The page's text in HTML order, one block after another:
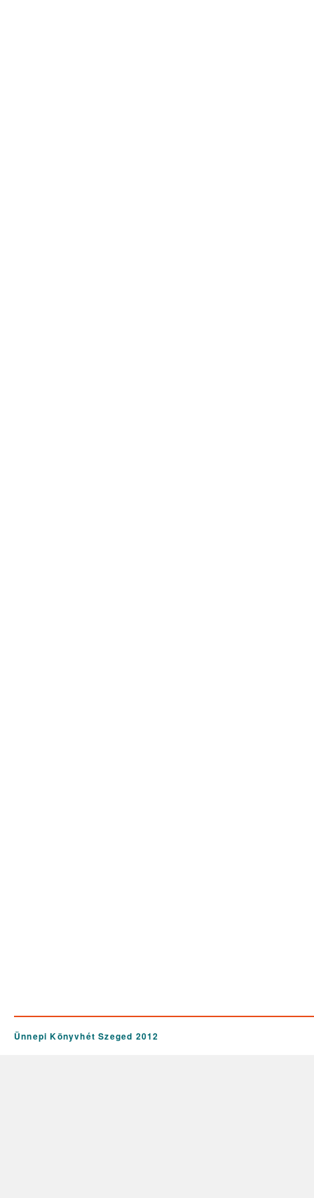
Ünnepi Könyvhét Szeged 2012